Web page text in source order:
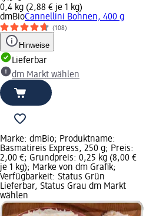
0,4 kg (2,88 € je 1 kg)
dmBioCannellini Bohnen, 400 g
(108)
Hinweise
Lieferbar
dm Markt wählen
Marke: dmBio; Produktname:
Basmatireis Express, 250 g; Preis:
2,00 €; Grundpreis: 0,25 kg (8,00 €
je 1 kg); Marke von dm Grafik;
Verfügbarkeit: Status Grün
Lieferbar, Status Grau dm Markt
wählen